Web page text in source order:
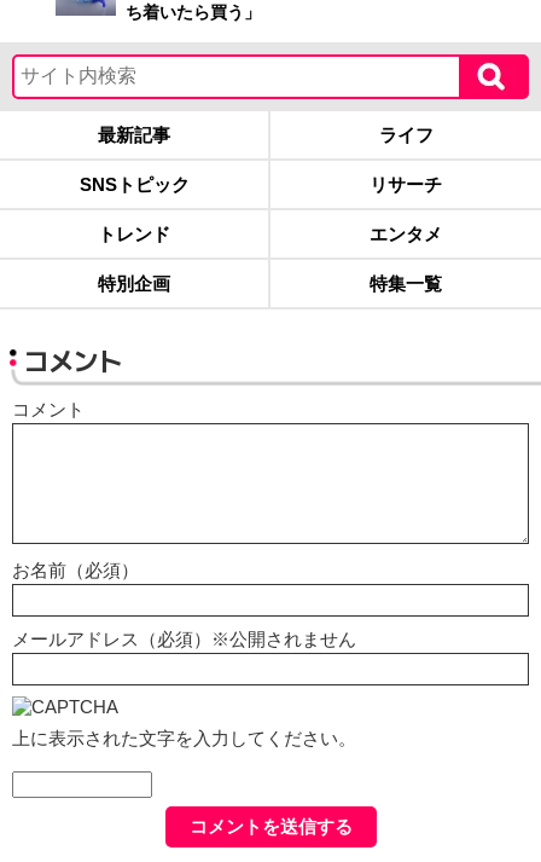
ち着いたら買う」
最新記事 ライフ
SNSトピック リサーチ
トレンド エンタメ
特別企画 特集一覧
コメント
コメント
お名前（必須）
メールアドレス（必須）※公開されません
上に表示された文字を入力してください。